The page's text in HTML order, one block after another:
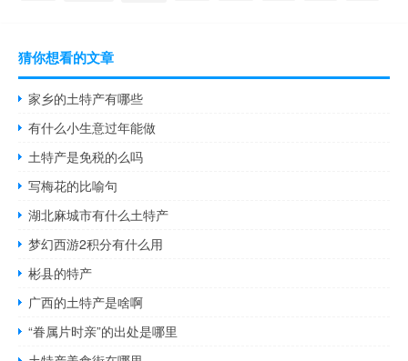
猜你想看的文章
家乡的土特产有哪些
有什么小生意过年能做
土特产是免税的么吗
写梅花的比喻句
湖北麻城市有什么土特产
梦幻西游2积分有什么用
彬县的特产
广西的土特产是啥啊
“眷属片时亲”的出处是哪里